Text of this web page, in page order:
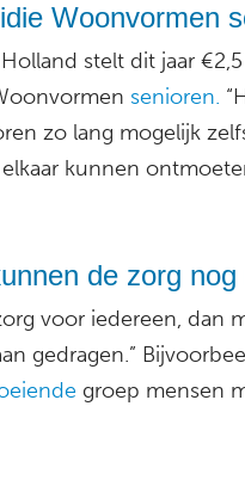
Woonvormen
stelt dit jaar
senioren.
zo lang mogelijk
kunnen
de zorg nog
voor iedereen, dan
gedragen.”
groep mensen